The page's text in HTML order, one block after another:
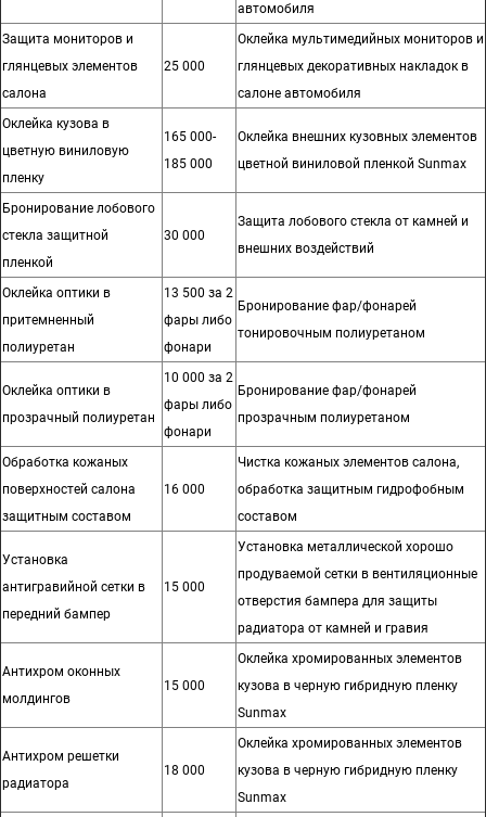
автомобиля
Защита мониторов и
глянцевых элементов
салона
25 000
Оклейка мультимедийных мониторов и
глянцевых декоративных накладок в
салоне автомобиля
Оклейка кузова в
цветную виниловую
пленку
165 000-
185 000
Оклейка внешних кузовных элементов
цветной виниловой пленкой Sunmax
Бронирование лобового
стекла защитной
пленкой
30 000
Защита лобового стекла от камней и
внешних воздействий
Оклейка оптики в
притемненный
полиуретан
13 500 за 2
фары либо
фонари
Бронирование фар/фонарей
тонировочным полиуретаном
Оклейка оптики в
прозрачный полиуретан
10 000 за 2
фары либо
фонари
Бронирование фар/фонарей
прозрачным полиуретаном
Обработка кожаных
поверхностей салона
защитным составом
16 000
Чистка кожаных элементов салона,
обработка защитным гидрофобным
составом
Установка
антигравийной сетки в
передний бампер
15 000
Установка металлической хорошо
продуваемой сетки в вентиляционные
отверстия бампера для защиты
радиатора от камней и гравия
Антихром оконных
молдингов
15 000
Оклейка хромированных элементов
кузова в черную гибридную пленку
Sunmax
Антихром решетки
радиатора
18 000
Оклейка хромированных элементов
кузова в черную гибридную пленку
Sunmax